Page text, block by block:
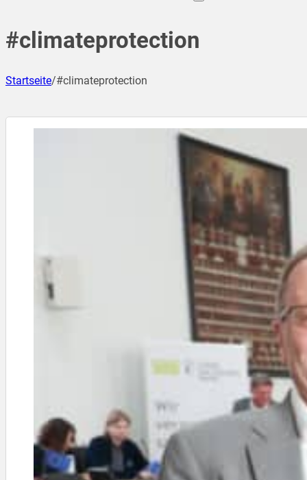
#climateprotection
Startseite/#climateprotection